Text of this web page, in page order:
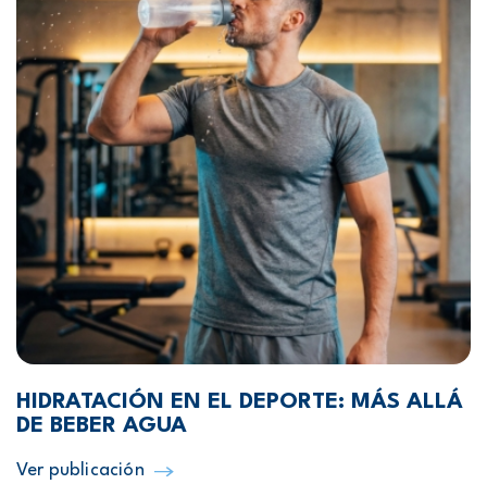
HIDRATACIÓN EN EL DEPORTE: MÁS ALLÁ
DE BEBER AGUA
Ver publicación